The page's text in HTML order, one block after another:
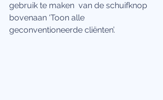
gebruik te maken  van de schuifknop
bovenaan ‘Toon alle
geconventioneerde cliënten’.